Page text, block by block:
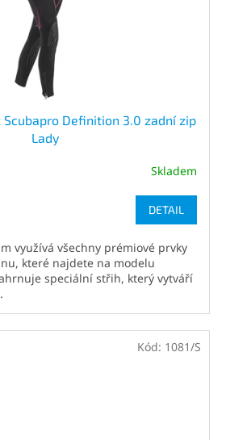
Definition 3.0 zadní zip
Lady
Skladem
DETAIL
využívá všechny prémiové prvky
které najdete na modelu
speciální střih, který vytváří
Kód: 1081/S